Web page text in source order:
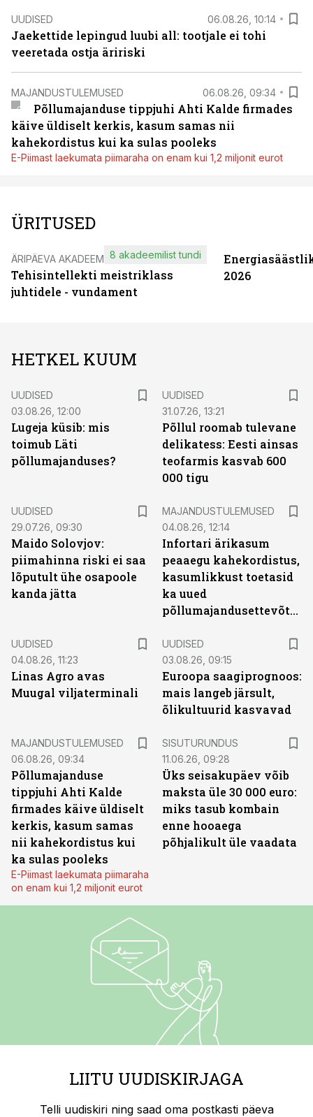
UUDISED 06.08.26, 10:14
Jaekettide lepingud luubi all: tootjale ei tohi
veeretada ostja äririski
MAJANDUSTULEMUSED 06.08.26, 09:34
Põllumajanduse tippjuhi Ahti Kalde firmades
käive üldiselt kerkis, kasum samas nii
kahekordistus kui ka sulas pooleks
E-Piimast laekumata piimaraha on enam kui 1,2 miljonit eurot
ÜRITUSED
ÄRIPÄEVA AKADEEMIA
Tehisintellekti meistriklass
juhtidele - vundament
8 akadeemilist tundi
2026
HETKEL KUUM
UUDISED
03.08.26, 12:00
Lugeja küsib: mis
toimub Läti
põllumajanduses?
UUDISED
31.07.26, 13:21
Põllul roomab tulevane
delikatess: Eesti ainsas
teofarmis kasvab 600
000 tigu
UUDISED
29.07.26, 09:30
Maido Solovjov:
piimahinna riski ei saa
lõputult ühe osapoole
kanda jätta
MAJANDUSTULEMUSED
04.08.26, 12:14
Infortari ärikasum
peaaegu kahekordistus,
kasumlikkust toetasid
ka uued
põllumajandusettevõtted
UUDISED
04.08.26, 11:23
Linas Agro avas
Muugal viljaterminali
UUDISED
03.08.26, 09:15
Euroopa saagiprognoos:
mais langeb järsult,
õlikultuurid kasvavad
MAJANDUSTULEMUSED
06.08.26, 09:34
Põllumajanduse
tippjuhi Ahti Kalde
firmades käive üldiselt
kerkis, kasum samas
nii kahekordistus kui
ka sulas pooleks
E-Piimast laekumata piimaraha
on enam kui 1,2 miljonit eurot
SISUTURUNDUS
11.06.26, 09:28
Üks seisakupäev võib
maksta üle 30 000 euro:
miks tasub kombain
enne hooaega
põhjalikult üle vaadata
LIITU UUDISKIRJAGA
Telli uudiskiri ning saad oma postkasti päeva